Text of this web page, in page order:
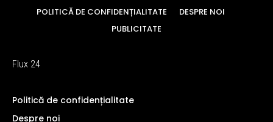
POLITICĂ DE CONFIDENȚIALITATE
DESPRE NOI
PUBLICITATE
Flux 24
Politică de confidențialitate
Despre noi